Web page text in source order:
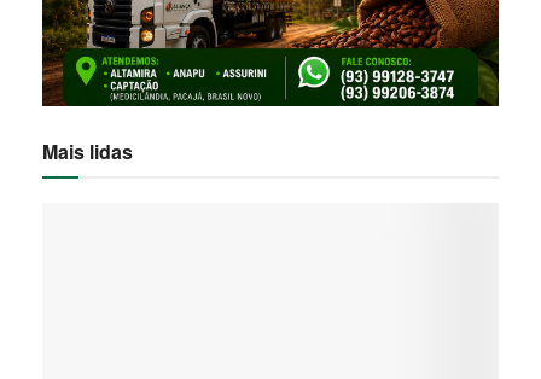
Mais lidas